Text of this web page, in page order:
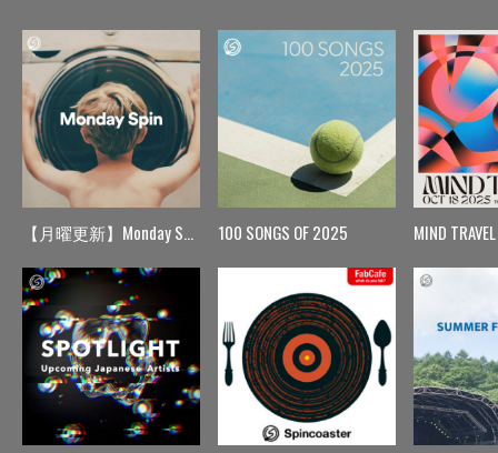
【月曜更新】Monday Spin 100 SONGS OF 2025 MIND TRAVEL